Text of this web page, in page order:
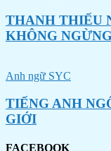
THANH THIẾU
KHÔNG
Anh ngữ SYC
TIẾNG ANH
GIỚI
FACEBOOK